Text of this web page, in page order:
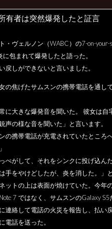
有者は突然爆発したと証言
・ヴェルノン（WABC）の7-on-
に包まれて爆発したと語った。
戻しができないと言いました。
の焦げたサムスンの携帯電話を通し
に大きな爆発音を聞いた。 彼女は自
声の様な音を聞いた」と言います。
の携帯電話が充電されていたところ
ぺがして、それをシンクに投げ込ん
手をやけどしたが、炎を消した。」と
ットの上は表面が焼けていた。今年
7 ではなく、サムスンのGalaxy S5
連絡して電話の火災を報告し、払い
電話を送った。